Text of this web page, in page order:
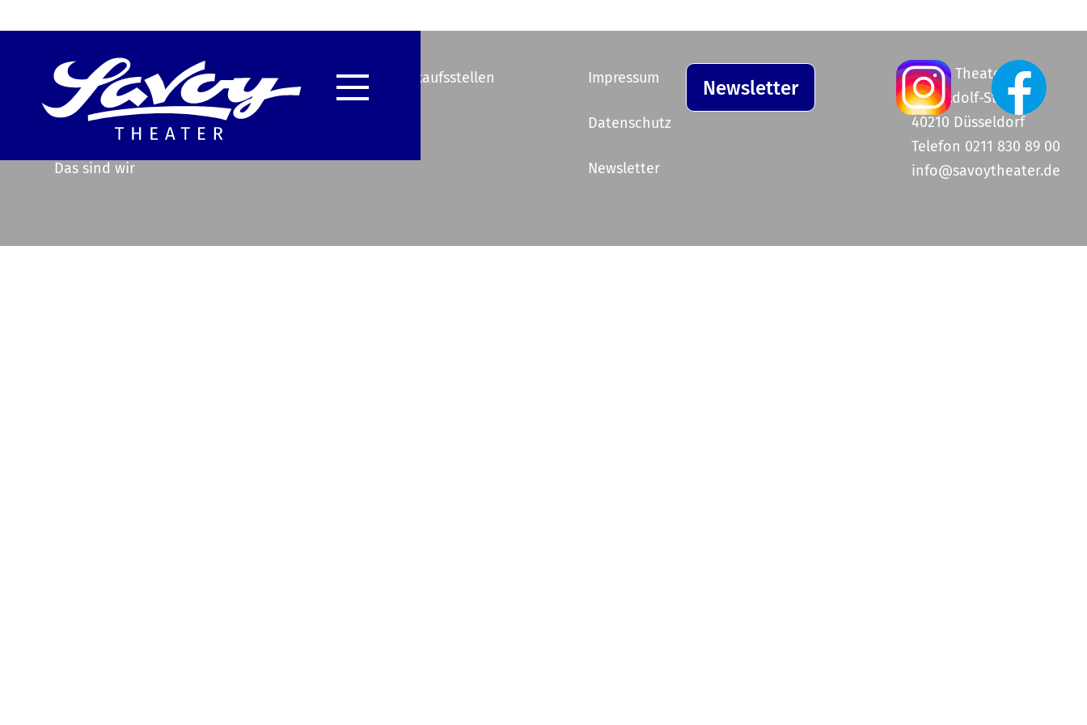
Newsletter
Highlights
Service & Information
Das sind wir
Unsere Vorverkaufsstellen Impressum
Datenschutz
Newsletter
Savoy Theater
Graf-Adolf-Straße 47
40210 Düsseldorf
Telefon 0211 830 89 00
info@savoytheater.de